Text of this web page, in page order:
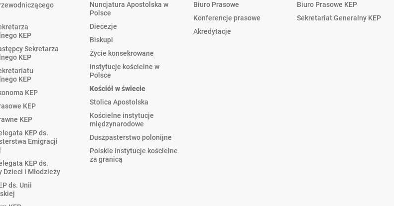
KEP
Sekretarza
KEP
KEP
KEP
KEP
KEP
KEP ds.
Emigracji
KEP ds.
Dzieci i Młodzieży
ds. Unii
Nuncjatura Apostolska w
Polsce
Diecezje
Biskupi
Życie konsekrowane
Instytucje kościelne w
Polsce
Kościół w świecie
Stolica Apostolska
Kościelne instytucje
międzynarodowe
Duszpasterstwo polonijne
Polskie instytucje kościelne
za granicą
Biuro Prasowe
Konferencje prasowe
Akredytacje
Biuro Prasowe KEP
Sekretariat Generalny KEP